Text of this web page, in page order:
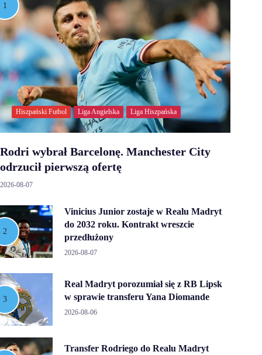
Hiszpański Futbol Liga Angielska Liga Hiszpańska
Rodri wybrał Barcelonę. Manchester City
odrzucił pierwszą ofertę
2026-08-07
Vinicius Junior zostaje w Realu Madryt
do 2032 roku. Kontrakt wreszcie
przedłużony
2026-08-07
Real Madryt porozumiał się z RB Lipsk
w sprawie transferu Yana Diomande
2026-08-06
Transfer Rodriego do Realu Madryt